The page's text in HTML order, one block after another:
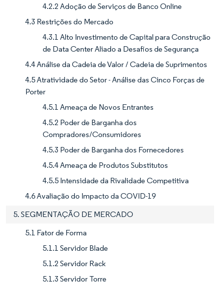
4.2.2 Adoção de Serviços de Banco Online
4.3 Restrições do Mercado
4.3.1 Alto Investimento de Capital para Construção
de Data Center Aliado a Desafios de Segurança
4.4 Análise da Cadeia de Valor / Cadeia de Suprimentos
4.5 Atratividade do Setor - Análise das Cinco Forças de
Porter
4.5.1 Ameaça de Novos Entrantes
4.5.2 Poder de Barganha dos
Compradores/Consumidores
4.5.3 Poder de Barganha dos Fornecedores
4.5.4 Ameaça de Produtos Substitutos
4.5.5 Intensidade da Rivalidade Competitiva
4.6 Avaliação do Impacto da COVID-19
5. SEGMENTAÇÃO DE MERCADO
5.1 Fator de Forma
5.1.1 Servidor Blade
5.1.2 Servidor Rack
5.1.3 Servidor Torre